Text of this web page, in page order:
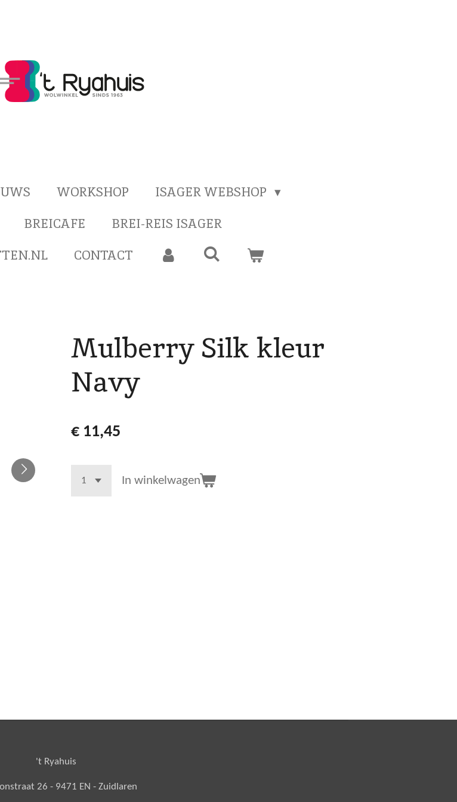
WORKSHOP
ISAGER WEBSHOP
BREICAFE
BREI-REIS ISAGER
CONTACT
Mulberry Silk kleur
Navy
€ 11,45
In winkelwagen
't Ryahuis
26 - 9471 EN - Zuidlaren